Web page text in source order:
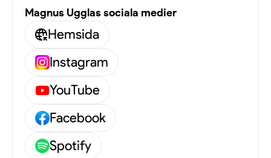
Magnus Uggla gör stor sommarturné
2026
Efter många år av teatersuccéer och konserter gör
Magnus Uggla sommaren 2026 sin första stora egna
utomhusturné på mer än tio år. Den välkända rösten,
de legendariska texterna och den orubbliga
Magnus Ugglas sociala medier
Hemsida
Instagram
YouTube
Facebook
Spotify